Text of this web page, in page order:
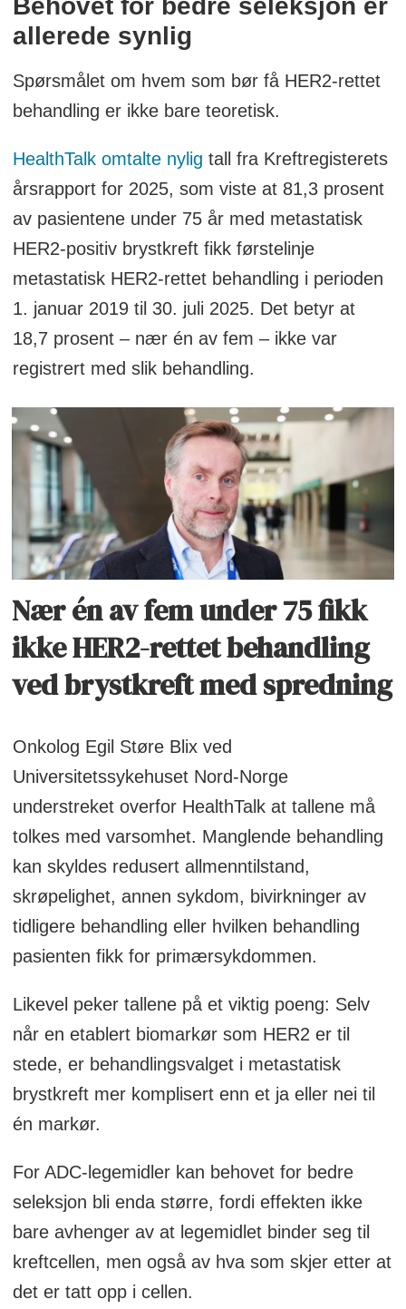
Behovet for bedre seleksjon er
allerede synlig
Spørsmålet om hvem som bør få HER2-rettet
behandling er ikke bare teoretisk.
HealthTalk omtalte nylig tall fra Kreftregisterets
årsrapport for 2025, som viste at 81,3 prosent
av pasientene under 75 år med metastatisk
HER2-positiv brystkreft fikk førstelinje
metastatisk HER2-rettet behandling i perioden
1. januar 2019 til 30. juli 2025. Det betyr at
18,7 prosent – nær én av fem – ikke var
registrert med slik behandling.
Nær én av fem under 75 fikk
ikke HER2-rettet behandling
ved brystkreft med spredning
Onkolog Egil Støre Blix ved
Universitetssykehuset Nord-Norge
understreket overfor HealthTalk at tallene må
tolkes med varsomhet. Manglende behandling
kan skyldes redusert allmenntilstand,
skrøpelighet, annen sykdom, bivirkninger av
tidligere behandling eller hvilken behandling
pasienten fikk for primærsykdommen.
Likevel peker tallene på et viktig poeng: Selv
når en etablert biomarkør som HER2 er til
stede, er behandlingsvalget i metastatisk
brystkreft mer komplisert enn et ja eller nei til
én markør.
For ADC-legemidler kan behovet for bedre
seleksjon bli enda større, fordi effekten ikke
bare avhenger av at legemidlet binder seg til
kreftcellen, men også av hva som skjer etter at
det er tatt opp i cellen.